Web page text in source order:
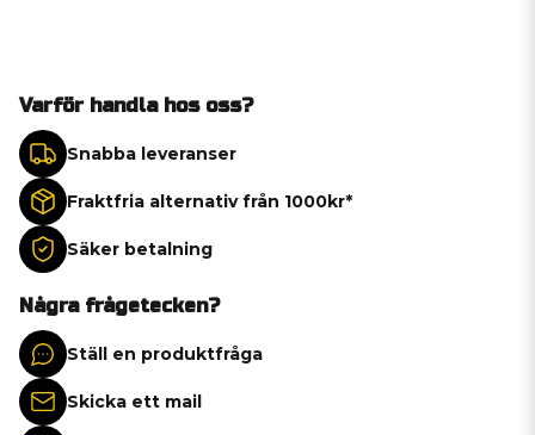
Varför handla hos oss?
Snabba leveranser
Fraktfria alternativ från 1000kr*
Säker betalning
Några frågetecken?
Ställ en produktfråga
Skicka ett mail